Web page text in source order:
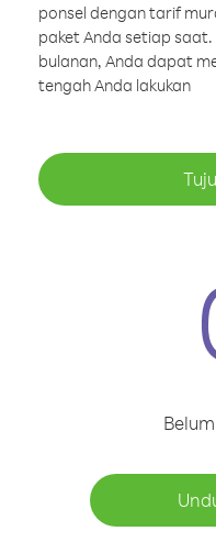
ponsel dengan tarif
paket Anda setiap
bulanan, Anda dapat
tengah Anda lakukan